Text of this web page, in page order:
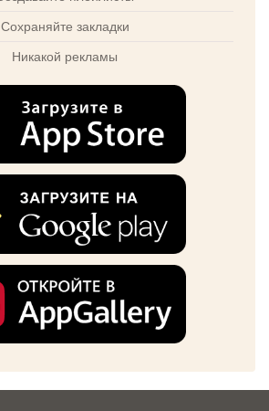
Сохраняйте закладки
Никакой рекламы